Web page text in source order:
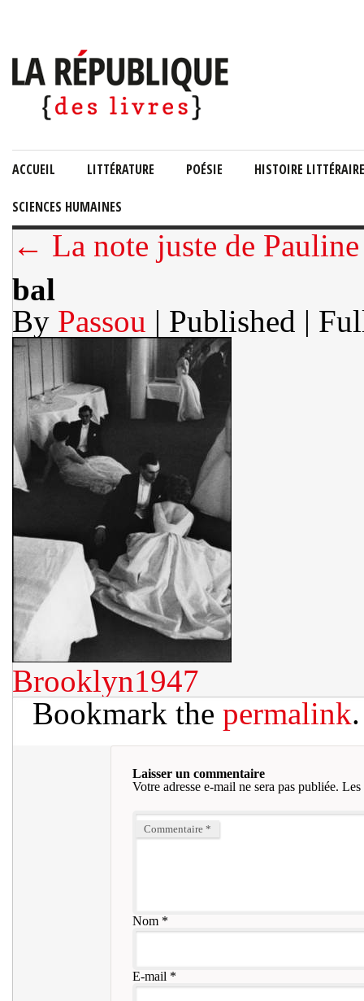
ACCUEIL LITTÉRATURE POÉSIE HISTOIRE LITTÉRAIRE
SCIENCES HUMAINES
← La note juste de
bal
By Passou | Published |
Brooklyn1947
Bookmark the permalink.
Laisser un commentaire
Votre adresse e-mail ne sera pas publiée. Les
Commentaire *
Nom*
E-mail *